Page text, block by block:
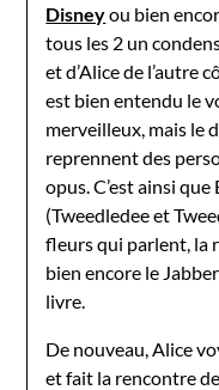
Disneyou bien
tous les 2 un
et d’Alice de l’autre
est bien entendu le
merveilleux, mais le
reprennent des
opus. C’est ainsi
(Tweedledee et
fleurs qui parlent, la
bien encore le
livre.
De nouveau, Alice
et fait la rencontre